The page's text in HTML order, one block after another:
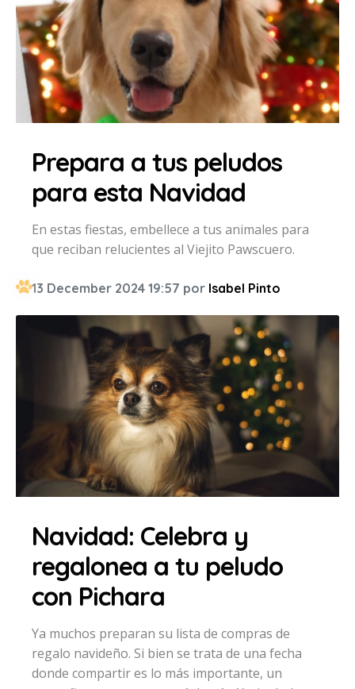
Prepara a tus peludos
para esta Navidad
En estas fiestas, embellece a tus animales para
que reciban relucientes al Viejito Pawscuero.
13 December 2024 19:57 por Isabel Pinto
Navidad: Celebra y
regalonea a tu peludo
con Pichara
Ya muchos preparan su lista de compras de
regalo navideño. Si bien se trata de una fecha
donde compartir es lo más importante, un